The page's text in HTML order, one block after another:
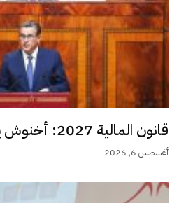
قانون المالية 2027: أخنوش يبقي على دعم...
أغسطس 6, 2026